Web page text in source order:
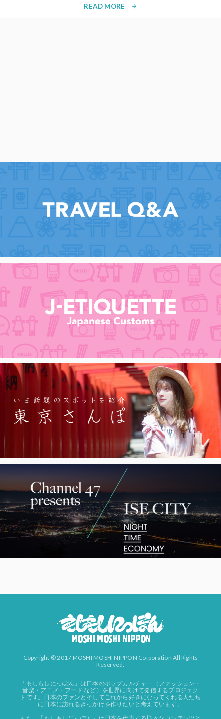
READ MORE arrow_forward
Copyright © 2017 MOSHI MOSHI NIPPON Corporation All Rights
Reserved.
「もしもしにっぽん」は日本のポップカルチャー（ファッション・
音楽・アニメ・フード など）を世界に向けて発信するプロジェク
トです。日本のファンとそしてこれから好きになってくれる人たち
に日本に訪れるきっかけを作りたいと考えています。